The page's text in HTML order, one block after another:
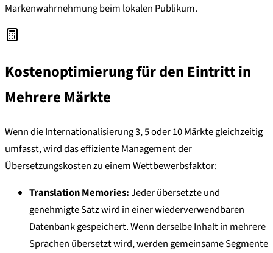
Markenwahrnehmung beim lokalen Publikum.
Kostenoptimierung für den Eintritt in
Mehrere Märkte
Wenn die Internationalisierung 3, 5 oder 10 Märkte gleichzeitig
umfasst, wird das effiziente Management der
Übersetzungskosten zu einem Wettbewerbsfaktor:
Translation Memories:Jeder übersetzte und
genehmigte Satz wird in einer wiederverwendbaren
Datenbank gespeichert. Wenn derselbe Inhalt in mehrere
Sprachen übersetzt wird, werden gemeinsame Segmente